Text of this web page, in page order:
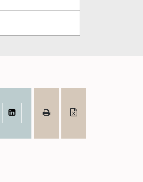
LinkedIn